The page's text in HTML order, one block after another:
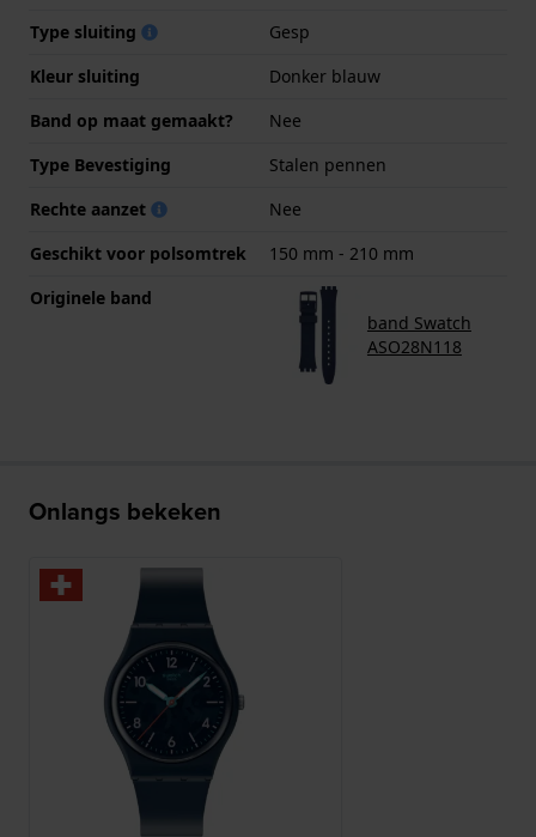
Type sluiting
Gesp
Kleur sluiting
Donker blauw
Band op maat gemaakt?
Nee
Type Bevestiging
Stalen pennen
Rechte aanzet
Nee
Geschikt voor polsomtrek
150 mm - 210 mm
Originele band
band Swatch
ASO28N118
Onlangs bekeken